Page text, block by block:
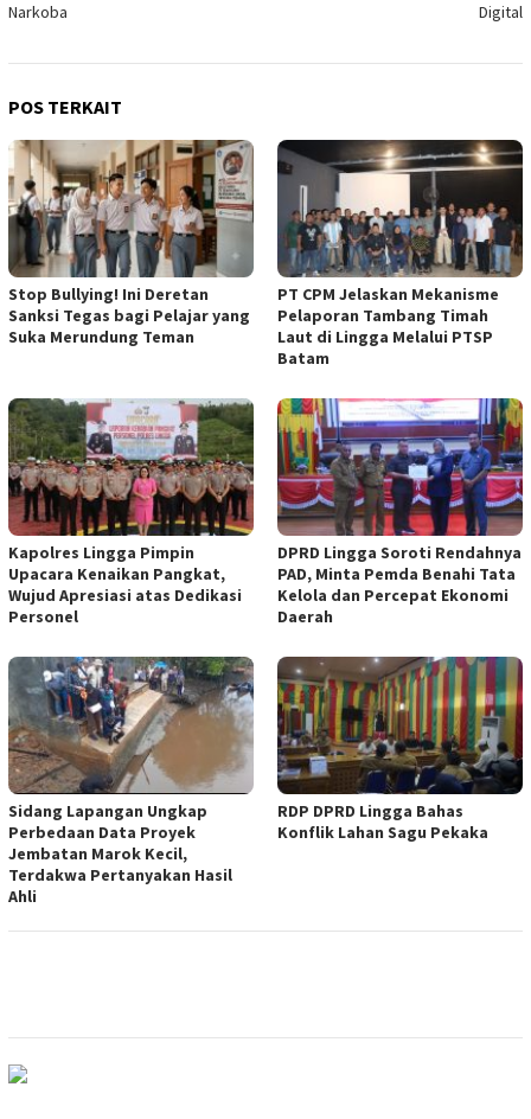
Narkoba
Digital
POS TERKAIT
Stop Bullying! Ini Deretan
Sanksi Tegas bagi Pelajar yang
Suka Merundung Teman
PT CPM Jelaskan Mekanisme
Pelaporan Tambang Timah
Laut di Lingga Melalui PTSP
Batam
Kapolres Lingga Pimpin
Upacara Kenaikan Pangkat,
Wujud Apresiasi atas Dedikasi
Personel
DPRD Lingga Soroti Rendahnya
PAD, Minta Pemda Benahi Tata
Kelola dan Percepat Ekonomi
Daerah
Sidang Lapangan Ungkap
Perbedaan Data Proyek
Jembatan Marok Kecil,
Terdakwa Pertanyakan Hasil
Ahli
RDP DPRD Lingga Bahas
Konflik Lahan Sagu Pekaka